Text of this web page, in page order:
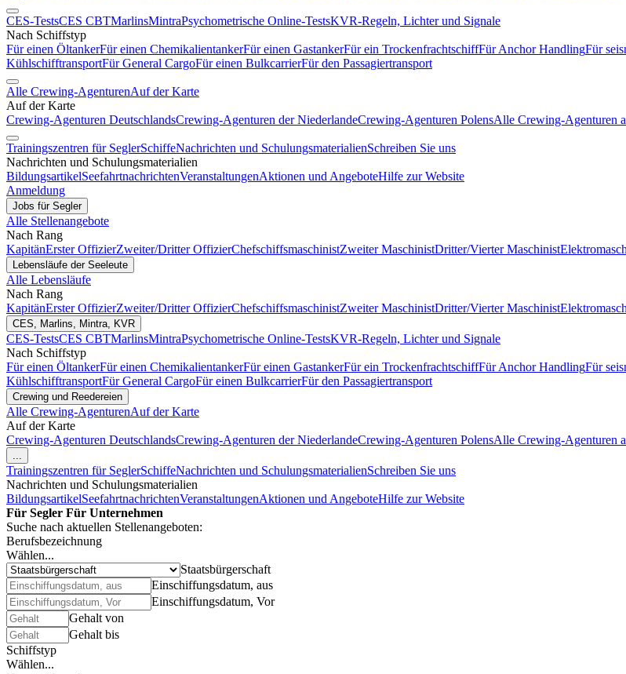
CES-TestsCES CBTMarlinsMintraPsychometrische Online-TestsKVR-Regeln, Lichter und Signale
Nach Schiffstyp
Für einen ÖltankerFür einen ChemikalientankerFür einen GastankerFür ein TrockenfrachtschiffFür Anchor HandlingFür
KühlschifftransportFür General CargoFür einen BulkcarrierFür den Passagiertransport
Alle Crewing-AgenturenAuf der Karte
Auf der Karte
Crewing-Agenturen DeutschlandsCrewing-Agenturen der NiederlandeCrewing-Agenturen PolensAlle Crewing-Agenturen
Trainingszentren für SeglerSchiffeNachrichten und SchulungsmaterialienSchreiben Sie uns
Nachrichten und Schulungsmaterialien
BildungsartikelSeefahrtnachrichtenVeranstaltungenAktionen und AngeboteHilfe zur Website
Anmeldung
Jobs für Segler
Alle Stellenangebote
Nach Rang
KapitänErster OffizierZweiter/Dritter OffizierChefschiffsmaschinistZweiter MaschinistDritter/Vierter Maschinist
Lebensläufe der Seeleute
Alle Lebensläufe
Nach Rang
KapitänErster OffizierZweiter/Dritter OffizierChefschiffsmaschinistZweiter MaschinistDritter/Vierter Maschinist
CES, Marlins, Mintra, KVR
CES-TestsCES CBTMarlinsMintraPsychometrische Online-TestsKVR-Regeln, Lichter und Signale
Nach Schiffstyp
Für einen ÖltankerFür einen ChemikalientankerFür einen GastankerFür ein TrockenfrachtschiffFür Anchor HandlingFür
KühlschifftransportFür General CargoFür einen BulkcarrierFür den Passagiertransport
Crewing und Reedereien
Alle Crewing-AgenturenAuf der Karte
Auf der Karte
Crewing-Agenturen DeutschlandsCrewing-Agenturen der NiederlandeCrewing-Agenturen PolensAlle Crewing-Agenturen
...
Trainingszentren für SeglerSchiffeNachrichten und SchulungsmaterialienSchreiben Sie uns
Nachrichten und Schulungsmaterialien
BildungsartikelSeefahrtnachrichtenVeranstaltungenAktionen und AngeboteHilfe zur Website
Für Segler Für Unternehmen
Suche nach aktuellen Stellenangeboten:
Berufsbezeichnung
Wählen...
Staatsbürgerschaft
Einschiffungsdatum, aus
Einschiffungsdatum, Vor
Gehalt von
Gehalt bis
Schiffstyp
Wählen...